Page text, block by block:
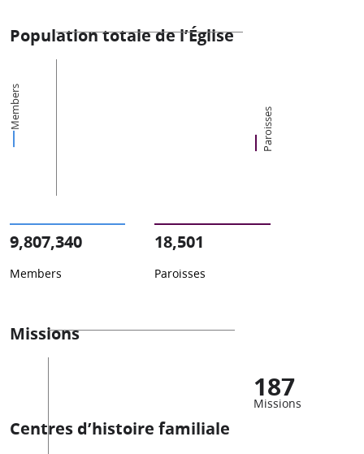
Population totale de l’Église
Members Paroisses
9,807,340
Members
18,501
Paroisses
Missions
187
Missions
Centres d’histoire familiale